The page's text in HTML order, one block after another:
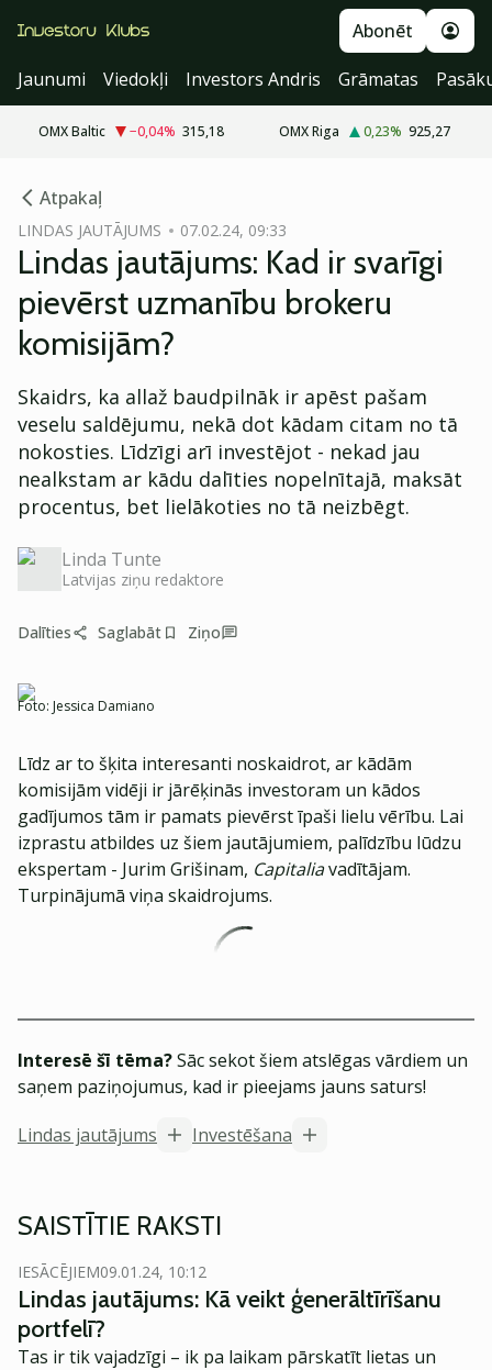
Abonēt
Jaunumi
Viedokļi Investors Andris Grāmatas
OMX Baltic −0,04% 315,18 OMX Riga 0,23% 925,27
Atpakaļ
LINDAS JAUTĀJUMS 07.02.24, 09:33
Lindas jautājums: Kad ir svarīgi
pievērst uzmanību brokeru
komisijām?
Skaidrs, ka allaž baudpilnāk ir apēst pašam
veselu saldējumu, nekā dot kādam citam no tā
nokosties. Līdzīgi arī investējot - nekad jau
nealkstam ar kādu dalīties nopelnītajā, maksāt
procentus, bet lielākoties no tā neizbēgt.
Linda Tunte
Latvijas ziņu redaktore
Dalīties Saglabāt Ziņo
Foto: Jessica Damiano
Līdz ar to šķita interesanti noskaidrot, ar kādām
komisijām vidēji ir jārēķinās investoram un kādos
gadījumos tām ir pamats pievērst īpaši lielu vērību. Lai
izprastu atbildes uz šiem jautājumiem, palīdzību lūdzu
ekspertam - Jurim Grišinam, Capitaliavadītājam.
Turpinājumā viņa skaidrojums.
Interesē šī tēma?Sāc sekot šiem atslēgas vārdiem un
saņem paziņojumus, kad ir pieejams jauns saturs!
Lindas jautājums
Investēšana
SAISTĪTIE RAKSTI
IESĀCĒJIEM09.01.24, 10:12
Lindas jautājums: Kā veikt ģenerāltīrīšanu
portfelī?
Tas ir tik vajadzīgi – ik pa laikam pārskatīt lietas un